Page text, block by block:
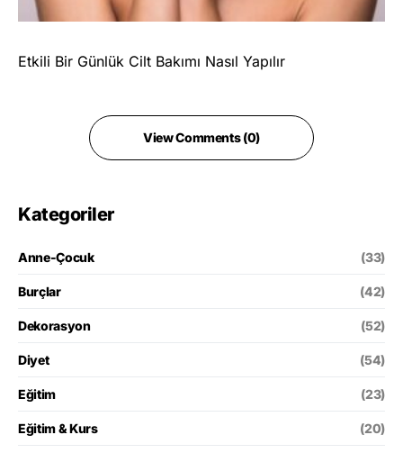
Etkili Bir Günlük Cilt Bakımı Nasıl Yapılır
View Comments (0)
Kategoriler
Anne-Çocuk (33)
Burçlar (42)
Dekorasyon (52)
Diyet (54)
Eğitim (23)
Eğitim & Kurs (20)